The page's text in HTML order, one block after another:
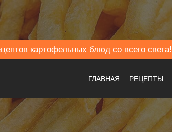
картофельных блюд со всего света!
ГЛАВНАЯ РЕЦЕПТЫ